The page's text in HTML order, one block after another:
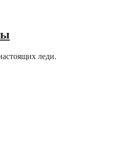
леди.